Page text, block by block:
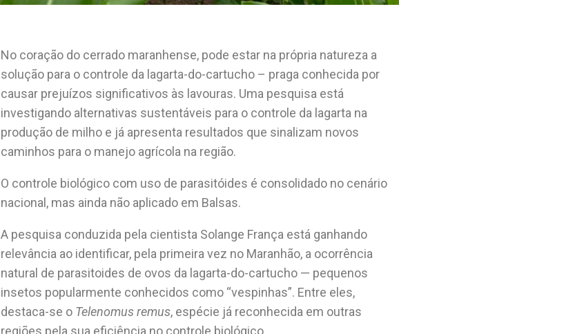
No coração do cerrado maranhense, pode estar na própria natureza a
solução para o controle da lagarta-do-cartucho – praga conhecida por
causar prejuízos significativos às lavouras. Uma pesquisa está
investigando alternativas sustentáveis para o controle da lagarta na
produção de milho e já apresenta resultados que sinalizam novos
caminhos para o manejo agrícola na região.
O controle biológico com uso de parasitóides é consolidado no cenário
nacional, mas ainda não aplicado em Balsas.
A pesquisa conduzida pela cientista Solange França está ganhando
relevância ao identificar, pela primeira vez no Maranhão, a ocorrência
natural de parasitoides de ovos da lagarta-do-cartucho — pequenos
insetos popularmente conhecidos como “vespinhas”. Entre eles,
destaca-se o Telenomus remus, espécie já reconhecida em outras
regiões pela sua eficiência no controle biológico.